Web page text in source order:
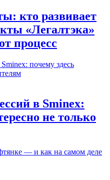
кто развивает
«Легалтэка»
процесс
в Sminex:
не только